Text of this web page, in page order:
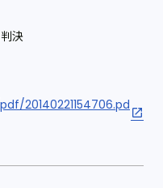
決
20140221154706.pd